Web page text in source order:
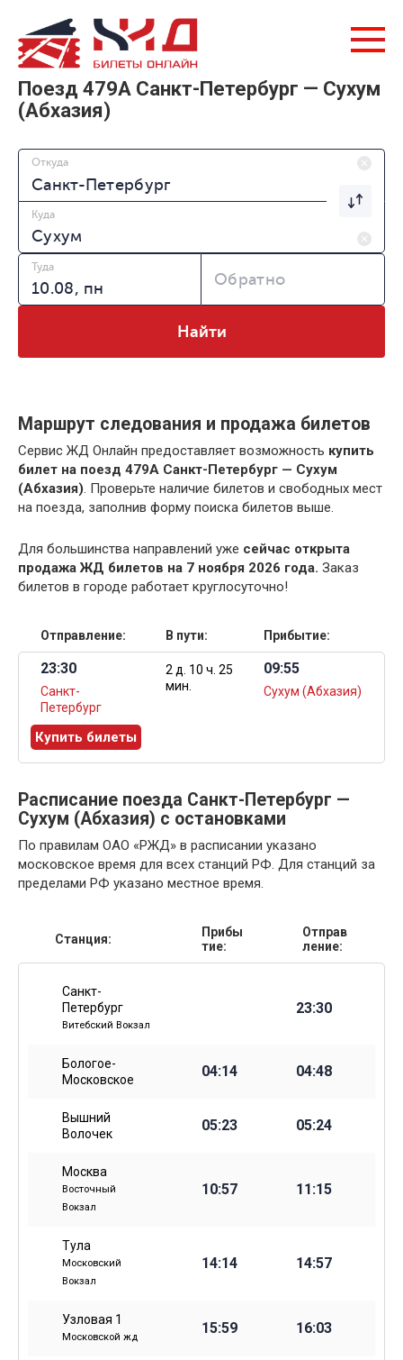
Поезд 479А Санкт-Петербург — Сухум
(Абхазия)
Откуда
Куда
Туда
Обратно
Найти
Маршрут следования и продажа билетов
Сервис ЖД Онлайн предоставляет возможность купить
билет на поезд 479А Санкт-Петербург — Сухум
(Абхазия). Проверьте наличие билетов и свободных мест
на поезда, заполнив форму поиска билетов выше.
Для большинства направлений уже сейчас открыта
продажа ЖД билетов на 7 ноября 2026 года. Заказ
билетов в городе работает круглосуточно!
Отправление: В пути: Прибытие:
23:30
Санкт-
Петербург
2 д. 10 ч. 25
мин.
09:55
Сухум (Абхазия)
Купить билеты
Расписание поезда Санкт-Петербург —
Сухум (Абхазия) с остановками
По правилам ОАО «РЖД» в расписании указано
московское время для всех станций РФ. Для станций за
пределами РФ указано местное время.
Станция:
Прибы
тие:
Отправ
ление:
Санкт-
Петербург
Витебский Вокзал
23:30
Бологое-
Московское
04:14 04:48
Вышний
Волочек
05:23 05:24
Москва
Восточный
Вокзал
10:57 11:15
Тула
Московский
Вокзал
14:14 14:57
Узловая 1
Московской жд
15:59 16:03